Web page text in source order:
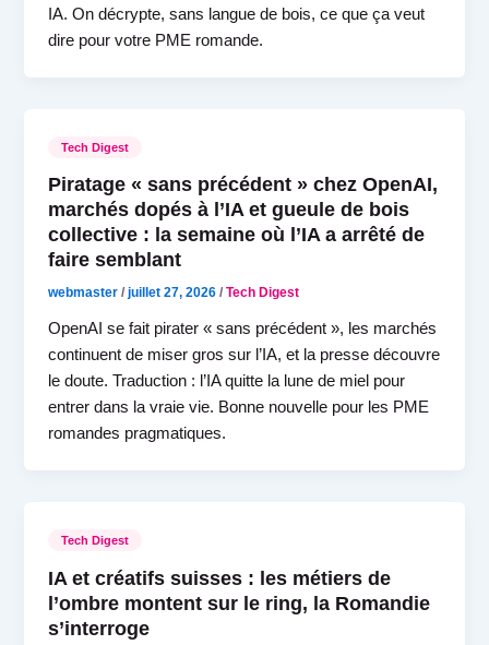
IA. On décrypte, sans langue de bois, ce que ça veut
dire pour votre PME romande.
Tech Digest
Piratage « sans précédent » chez OpenAI,
marchés dopés à l’IA et gueule de bois
collective : la semaine où l’IA a arrêté de
faire semblant
webmaster/juillet 27, 2026/Tech Digest
OpenAI se fait pirater « sans précédent », les marchés
continuent de miser gros sur l’IA, et la presse découvre
le doute. Traduction : l’IA quitte la lune de miel pour
entrer dans la vraie vie. Bonne nouvelle pour les PME
romandes pragmatiques.
Tech Digest
IA et créatifs suisses : les métiers de
l’ombre montent sur le ring, la Romandie
s’interroge